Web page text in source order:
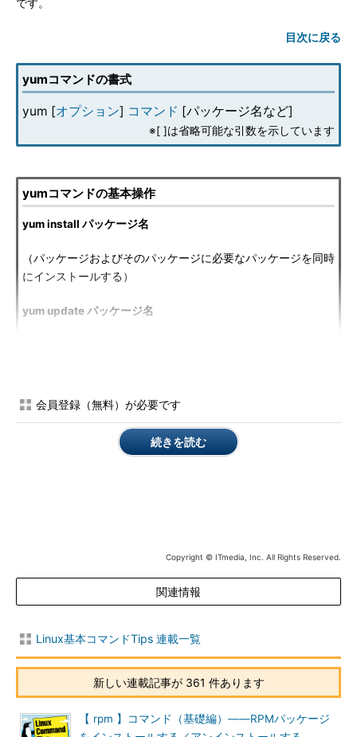
です。
目次に戻る
yumコマンドの書式
yum [オプション] コマンド [パッケージ名など]
※[ ]は省略可能な引数を示しています
yumコマンドの基本操作
yum install パッケージ名
（パッケージおよびそのパッケージに必要なパッケージを同時
にインストールする）
yum update パッケージ名
（パッケージをアンインストールする。指定したパッケージに
yumの主なコマンド
yumで使える主なコマンドは次の通りです。
●パッケージ操作関係
コマンド 実行内容
パッケージをインストールする
downgrade
会員登録（無料）が必要です
続きを読む
Copyright © ITmedia, Inc. All Rights Reserved.
関連情報
Linux基本コマンドTips 連載一覧
新しい連載記事が 361 件あります
【 rpm 】コマンド（基礎編）――RPMパッケージ